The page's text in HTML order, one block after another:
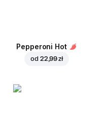
Pepperoni Hot
od 22,99 zł